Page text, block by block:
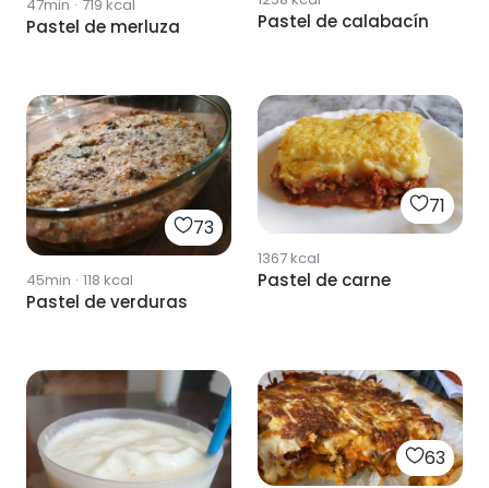
47min · 719 kcal
Pastel de merluza Pastel de calabacín
73
45min · 118 kcal
Pastel de verduras
71
1367kcal
Pastel de carne
63